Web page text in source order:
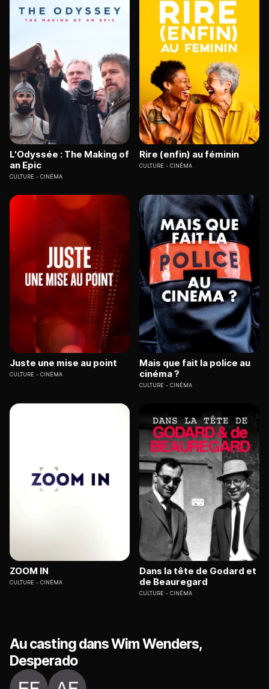
L'Odyssée : The Making of
an Epic
CULTURE CINÉMA
Rire (enfin) au féminin
CULTURE CINÉMA
Juste une mise au point
CULTURE CINÉMA
Mais que fait la police au
cinéma ?
CULTURE CINÉMA
ZOOM IN
CULTURE CINÉMA
Dans la tête de Godard et
de Beauregard
CULTURE CINÉMA
Au casting dans Wim Wenders,
Desperado